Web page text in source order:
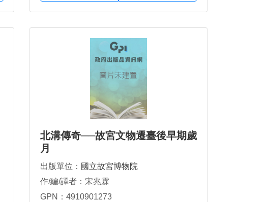
北溝傳奇──故宮文物遷臺後早期歲
月
出版單位： 國立故宮博物院
作/編/譯者：宋兆霖
GPN：4910901273